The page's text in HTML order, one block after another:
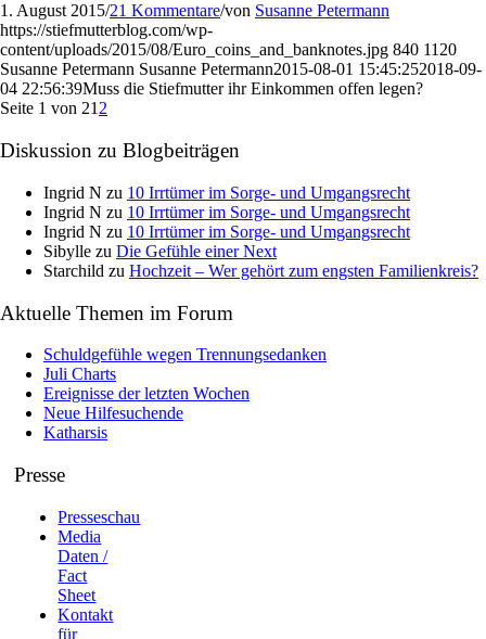
1. August 2015/21 Kommentare/von Susanne Petermann
https://stiefmutterblog.com/wp-
content/uploads/2015/08/Euro_coins_and_banknotes.jpg 840 1120
Susanne Petermann Susanne Petermann2015-08-01 15:45:252018-09-
04 22:56:39Muss die Stiefmutter ihr Einkommen offen legen?
Seite 1 von 212
Diskussion zu Blogbeiträgen
Ingrid N zu 10 Irrtümer im Sorge- und Umgangsrecht
Ingrid N zu 10 Irrtümer im Sorge- und Umgangsrecht
Ingrid N zu 10 Irrtümer im Sorge- und Umgangsrecht
Sibylle zu Die Gefühle einer Next
Starchild zu Hochzeit – Wer gehört zum engsten Familienkreis?
Aktuelle Themen im Forum
Schuldgefühle wegen Trennungsedanken
Juli Charts
Ereignisse der letzten Wochen
Neue Hilfesuchende
Katharsis
Presse
Presseschau
Media
Daten /
Fact
Sheet
Kontakt
für